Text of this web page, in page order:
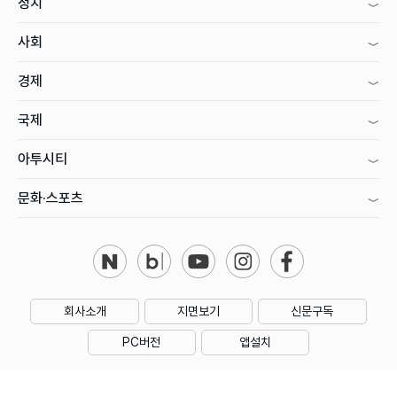
사회
경제
국제
아투시티
문화·스포츠
회사소개 지면보기 신문구독
PC버전 앱설치